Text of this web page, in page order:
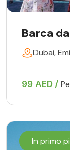
Barca
Dubai,
99 AED /
In primo